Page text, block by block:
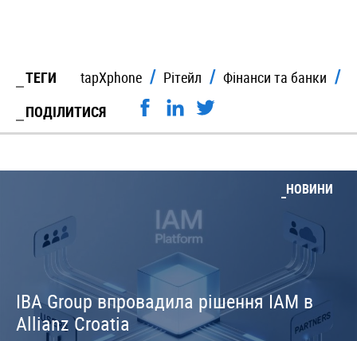
ТЕГИ tapXphone Рітейл
Фінанси та банки
ПОДІЛИТИСЯ
НОВИНИ
IBA Group впровадила рішення IAM в
Allianz Croatia